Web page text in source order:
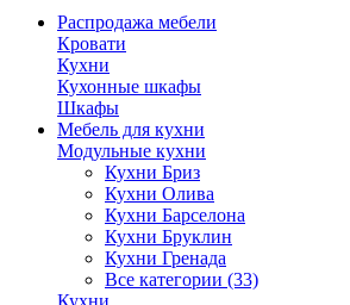
Распродажа мебели
Кровати
Кухни
Кухонные шкафы
Шкафы
Мебель для кухни
Модульные кухни
Кухни Бриз
Кухни Олива
Кухни Барселона
Кухни Бруклин
Кухни Гренада
Все категории (33)
Кухни